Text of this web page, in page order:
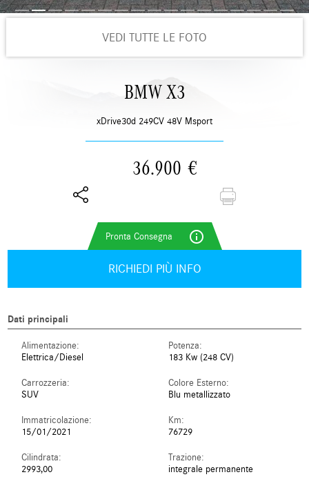
VEDI TUTTE LE FOTO
BMW X3
xDrive30d 249CV 48V Msport
36.900 €
info_outline
RICHIEDI PIÙ INFO
Dati principali
Alimentazione:
Elettrica/Diesel
Potenza:
183 Kw (248 CV)
Carrozzeria:
SUV
Colore Esterno:
Blu metallizzato
Immatricolazione:
15/01/2021
Km:
76729
Cilindrata:
2993,00
Trazione:
integrale permanente